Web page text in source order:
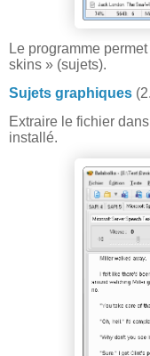
Le programme
skins » (sujets).
Sujets graphiques
Extraire le fichier
installé.